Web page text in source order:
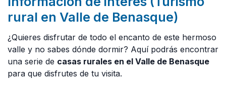
rural en Valle de Benasque)
¿Quieres disfrutar de todo el encanto de este hermoso
valle y no sabes dónde dormir? Aquí podrás encontrar
una serie de casas rurales en el Valle de Benasque
para que disfrutes de tu visita.